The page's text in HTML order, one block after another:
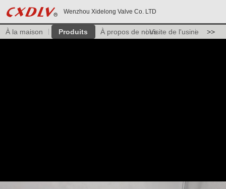
Wenzhou Xidelong Valve Co. LTD
À la maison Produits À propos de nousVisite de l'usine >>